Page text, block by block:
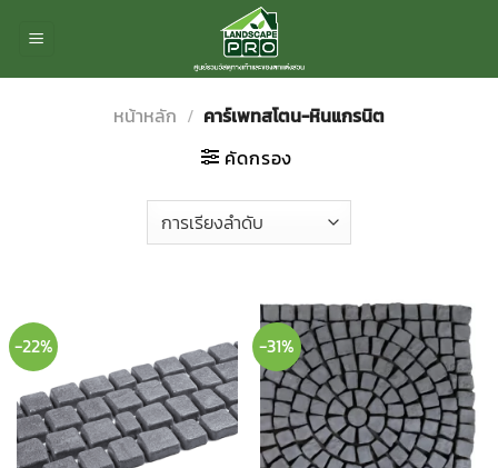
หน้าหลัก / คาร์เพทสโตน-หินแกรนิต
คัดกรอง
-22% -31%